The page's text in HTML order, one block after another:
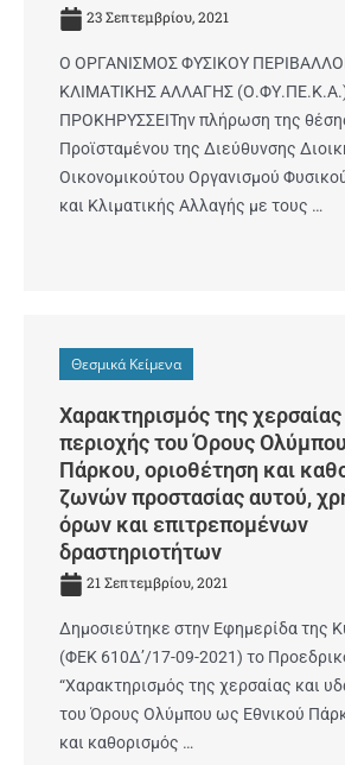
23 Σεπτεμβρίου, 2021
Ο ΟΡΓΑΝΙΣΜΟΣ ΦΥΣΙΚΟΥ
ΚΛΙΜΑΤΙΚΗΣ ΑΛΛΑΓΗΣ
ΠΡΟΚΗΡΥΣΣΕΙΤην πλήρωση της
Προϊσταμένου της Διεύθυνσης
Οικονομικούτου Οργανισμού
και Κλιματικής Αλλαγής με τους …
Θεσμικά Κείμενα
Χαρακτηρισμός της χερσαίας
περιοχής του Όρους
Πάρκου, οριοθέτηση και
ζωνών προστασίας αυτού,
όρων και επιτρεπομένων
δραστηριοτήτων
21 Σεπτεμβρίου, 2021
Δημοσιεύτηκε στην Εφημερίδα της
(ΦΕΚ 610Δ’/17-09-2021) το
“Χαρακτηρισμός της χερσαίας και
του Όρους Ολύμπου ως Εθνικού
και καθορισμός …